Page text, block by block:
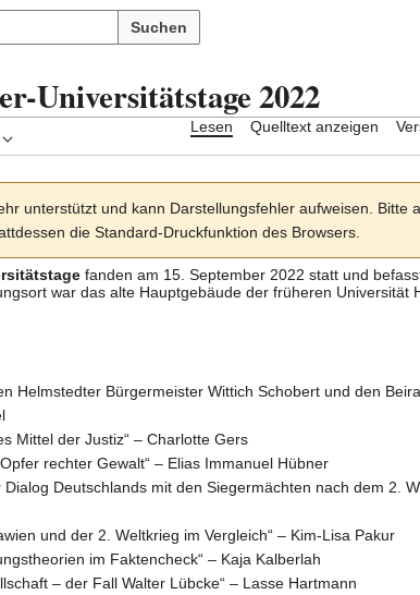
Suchen
Universitätstage 2022
Lesen Quelltext anzeigen
unterstützt und kann Darstellungsfehler aufweisen. Bitte
die Standard-Druckfunktion des Browsers.
fanden am 15. September 2022 statt und
war das alte Hauptgebäude der früheren Universität
Helmstedter Bürgermeister Wittich Schobert und den
Mittel der Justiz“ – Charlotte Gers
rechter Gewalt“ – Elias Immanuel Hübner
Deutschlands mit den Siegermächten nach dem 2.
und der 2. Weltkrieg im Vergleich“ – Kim-Lisa Pakur
im Faktencheck“ – Kaja Kalberlah
– der Fall Walter Lübcke“ – Lasse Hartmann